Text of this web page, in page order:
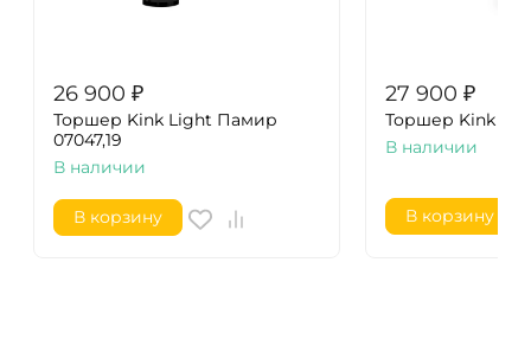
26 900 ₽
Торшер Kink Light Памир
07047,19
В наличии
В корзину
27 900 ₽
Торшер Kink
В наличии
В корзину